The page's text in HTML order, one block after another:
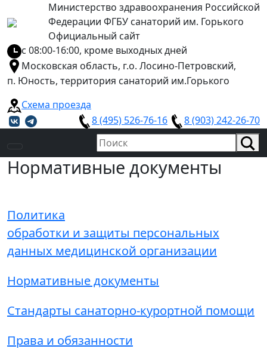
Министерство здравоохранения Российской
Федерации ФГБУ санаторий им. Горького
Официальный сайт
с 08:00-16:00, кроме выходных дней
Московская область, г.о. Лосино-Петровский,
п. Юность, территория санаторий им.Горького
Схема проезда
8 (495) 526-76-16
8 (903) 242-26-70
Нормативные документы
Политика
обработки и защиты персональных
данных медицинской организации
Нормативные документы
Стандарты санаторно-курортной помощи
Права и обязанности